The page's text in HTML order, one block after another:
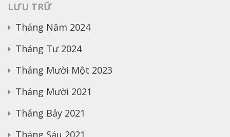
LƯU TRỮ
Tháng Năm 2024
Tháng Tư 2024
Tháng Mười Một 2023
Tháng Mười 2021
Tháng Bảy 2021
Tháng Sáu 2021